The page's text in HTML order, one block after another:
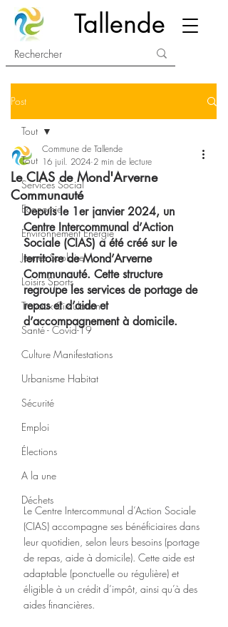
Tallende
Post
Tout
Services Social
Economie
Environnement Energie
Jeunes Scolaire
Loisirs Sports
Travaux Circulation
Santé - Covid-19
Culture Manifestations
Urbanisme Habitat
Sécurité
Emploi
Élections
A la une
Déchets
Tout
Le CIAS de Mond'Arverne
Communauté
Commune de Tallende
16 juil. 2024 2 min de lecture
Depuis le 1er janvier 2024, un
Centre Intercommunal d’Action
Sociale (CIAS) a été créé sur le
territoire de Mond’Arverne
Communauté. Cette structure
regroupe les services de portage de
repas et d’aide et
d’accompagnement à domicile.
Le Centre Intercommunal d’Action Sociale
(CIAS) accompagne ses bénéficiaires dans
leur quotidien, selon leurs besoins (portage
de repas, aide à domicile). Cette aide est
adaptable (ponctuelle ou régulière) et
éligible à un crédit d’impôt, ainsi qu’à des
aides financières.